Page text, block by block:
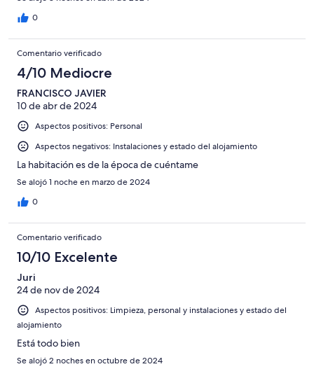
0
Comentario verificado
4/10 Mediocre
FRANCISCO JAVIER
10 de abr de 2024
Aspectos positivos: Personal
Aspectos negativos: Instalaciones y estado del alojamiento
La habitación es de la época de cuéntame
Se alojó 1 noche en marzo de 2024
0
Comentario verificado
10/10 Excelente
Juri
24 de nov de 2024
Aspectos positivos: Limpieza, personal y instalaciones y estado del
alojamiento
Está todo bien
Se alojó 2 noches en octubre de 2024